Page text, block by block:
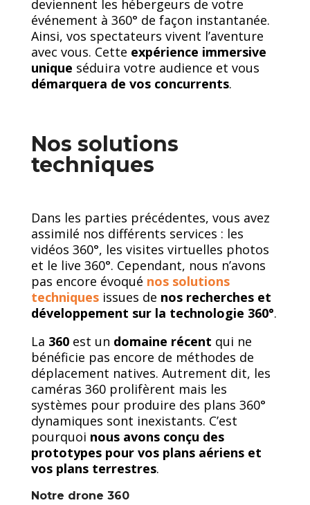
deviennent les hébergeurs de votre
événement à 360° de façon instantanée.
Ainsi, vos spectateurs vivent l’aventure
avec vous. Cette expérience immersive
unique séduira votre audience et vous
démarquera de vos concurrents.
Nos solutions
techniques
Dans les parties précédentes, vous avez
assimilé nos différents services : les
vidéos 360°, les visites virtuelles photos
et le live 360°. Cependant, nous n’avons
pas encore évoqué nos solutions
techniquesissues de nos recherches et
développement sur la technologie 360°.
La 360est un domaine récent qui ne
bénéficie pas encore de méthodes de
déplacement natives. Autrement dit, les
caméras 360 prolifèrent mais les
systèmes pour produire des plans 360°
dynamiques sont inexistants. C’est
pourquoi nous avons conçu des
prototypes pour vos plans aériens et
vos plans terrestres.
Notre drone 360